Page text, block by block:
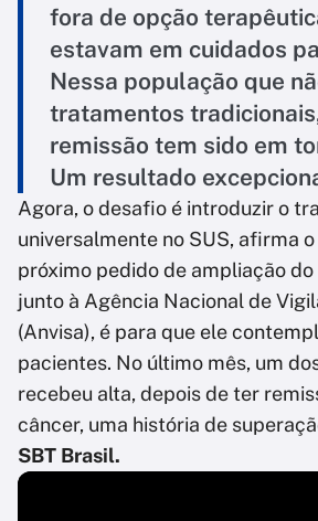
fora de opção
estavam em cuidados
Nessa população que
tratamentos
remissão tem sido em
Um resultado
Agora, o desafio é introduzir o
universalmente no SUS, afirma
próximo pedido de ampliação
junto à Agência Nacional de
(Anvisa), é para que ele
pacientes. No último mês, um
recebeu alta, depois de ter
câncer, uma história de
SBT Brasil.